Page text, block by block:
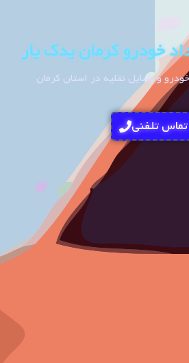
خودرو کرمان یدک یار
و وسایل نقلیه در استان کرمان
تماس تلفنی